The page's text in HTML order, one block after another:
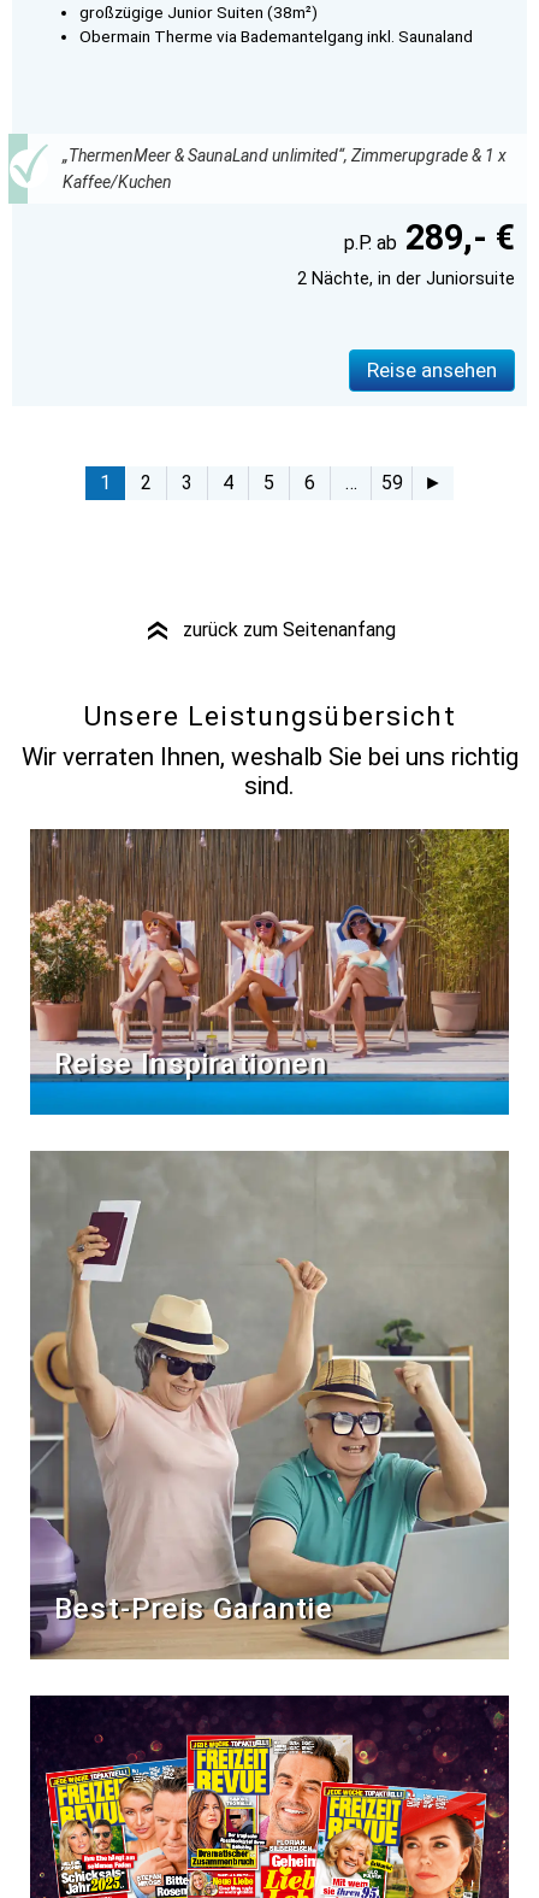
großzügige Junior Suiten (38m²)
Obermain Therme via Bademantelgang inkl. Saunaland
„ThermenMeer & SaunaLand unlimited“, Zimmerupgrade & 1 x
Kaffee/Kuchen
289,- €
2 Nächte, in der Juniorsuite
Reise ansehen
1 2 3 4 5 6 … 59 ►
» zurück zum Seitenanfang
Unsere Leistungsübersicht
Wir verraten Ihnen, weshalb Sie bei uns richtig
sind.
Reise Inspirationen
Best-Preis Garantie